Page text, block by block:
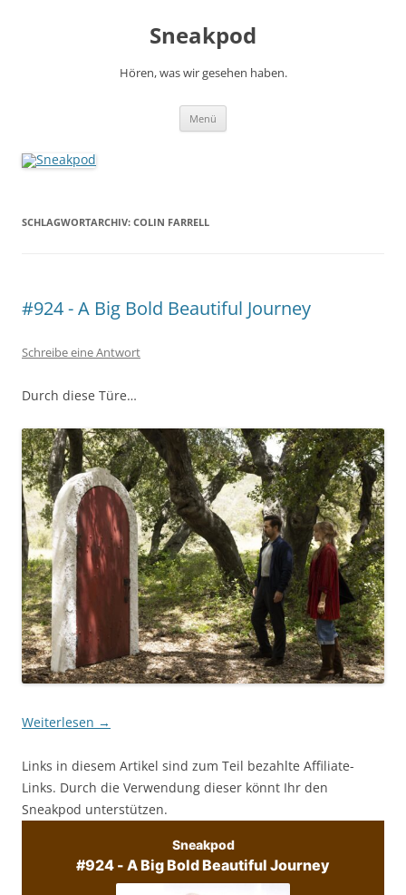
Sneakpod
Hören, was wir gesehen haben.
Menü
SCHLAGWORTARCHIV: COLIN FARRELL
#924 - A Big Bold Beautiful Journey
Schreibe eine Antwort
Durch diese Türe…
Weiterlesen →
Links in diesem Artikel sind zum Teil bezahlte Affiliate-
Links. Durch die Verwendung dieser könnt Ihr den
Sneakpod unterstützen.